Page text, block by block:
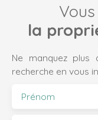
la
Ne manquez plus
recherche en vous
Prénom